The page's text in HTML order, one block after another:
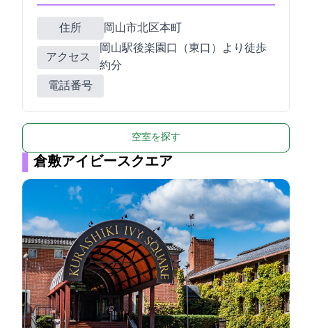
住所 岡山市北区本町9-16
アクセス
JR岡山駅後楽園口（東口）より徒歩
約5分
電話番号
空室を探す
倉敷アイビースクエア